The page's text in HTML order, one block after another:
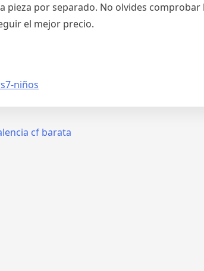
pieza por separado. No olvides
el mejor precio.
niños
cf barata